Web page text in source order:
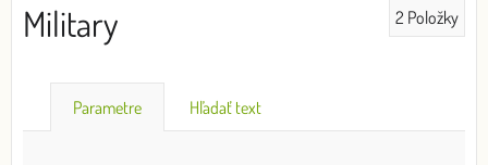
Military 2 Položky
Parametre Hľadať text